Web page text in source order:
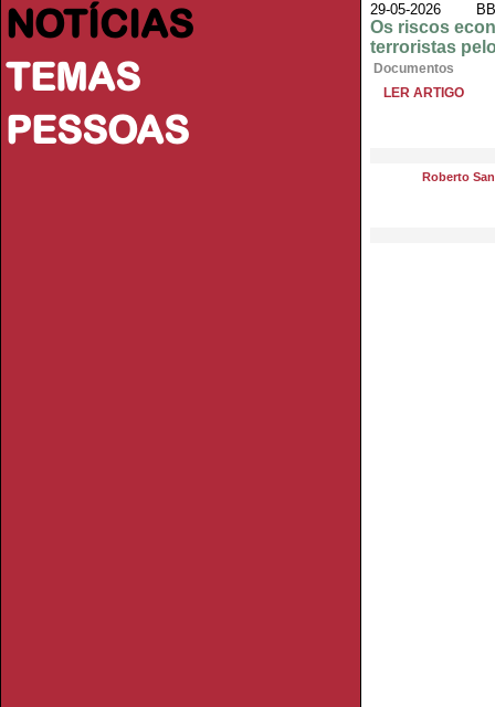
NOTÍCIAS
TEMAS
PESSOAS
29-05-2026
Os riscos
terroristas
Documentos
LER ARTIGO
Roberto